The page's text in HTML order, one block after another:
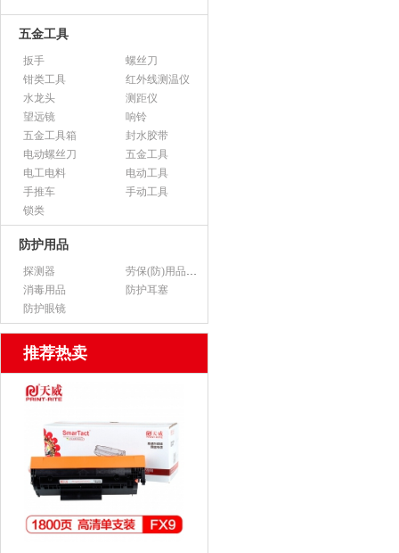
五金工具
扳手
螺丝刀
钳类工具
红外线测温仪
水龙头
测距仪
望远镜
响铃
五金工具箱
封水胶带
电动螺丝刀
五金工具
电工电料
电动工具
手推车
手动工具
锁类
防护用品
探测器
劳保(防)用品（不含医用产品）
消毒用品
防护耳塞
防护眼镜
推荐热卖